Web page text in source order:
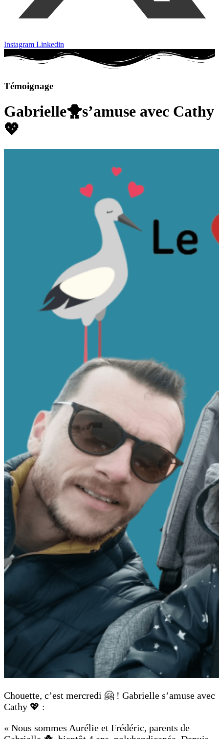
Instagram Linkedin
Témoignage
Gabrielle🐥s’amuse avec Cathy
💖
Chouette, c’est mercredi 🤗 ! Gabrielle s’amuse avec
Cathy 💖 :
« Nous sommes Aurélie et Frédéric, parents de